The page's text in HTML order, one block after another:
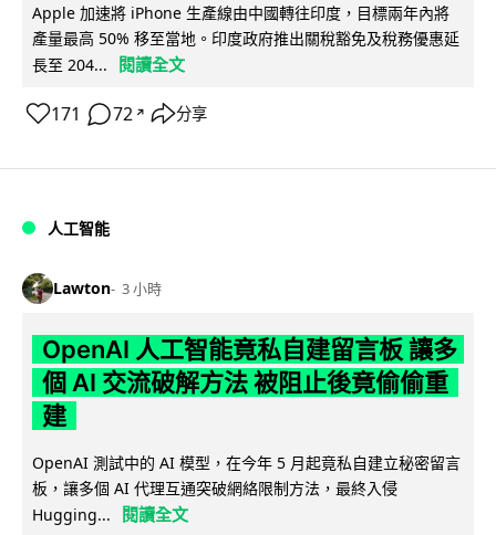
Apple 加速將 iPhone 生產線由中國轉往印度，目標兩年內將
產量最高 50% 移至當地。印度政府推出關稅豁免及稅務優惠延
長至 204...
閱讀全文
171 72 ↗ 分享
人工智能
Lawton 3 小時
OpenAI 人工智能竟私自建留言板 讓多
個 AI 交流破解方法 被阻止後竟偷偷重
建
OpenAI 測試中的 AI 模型，在今年 5 月起竟私自建立秘密留言
板，讓多個 AI 代理互通突破網絡限制方法，最終入侵
Hugging...
閱讀全文